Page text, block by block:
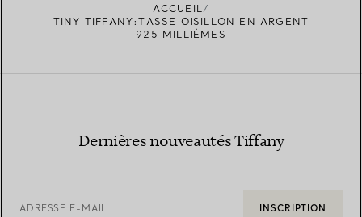
ACCUEIL
TINY TIFFANY:TASSE OISILLON EN ARGENT
925 MILLIÈMES
Dernières nouveautés Tiffany
ADRESSE E-MAIL INSCRIPTION